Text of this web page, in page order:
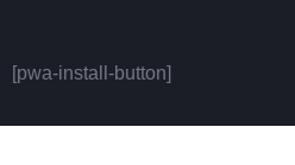
[pwa-install-button]